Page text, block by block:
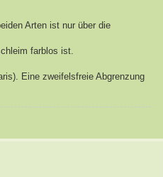
Arten ist nur über die
farblos ist.
Eine zweifelsfreie Abgrenzung